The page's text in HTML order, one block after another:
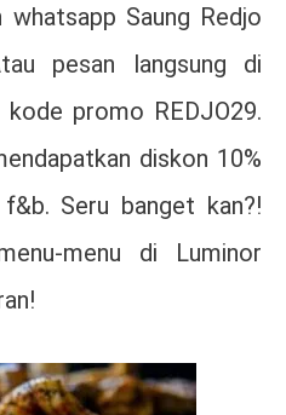
whatsapp Saung Redjo
pesan langsung di
promo REDJO29.
diskon 10%
Seru banget kan?!
menu di Luminor